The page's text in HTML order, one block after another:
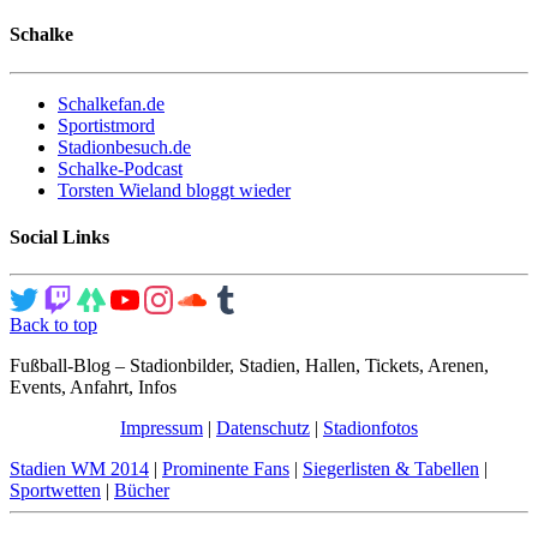
Schalke
Schalkefan.de
Sportistmord
Stadionbesuch.de
Schalke-Podcast
Torsten Wieland bloggt wieder
Social Links
Back to top
Fußball-Blog – Stadionbilder, Stadien, Hallen, Tickets, Arenen,
Events, Anfahrt, Infos
Impressum | Datenschutz | Stadionfotos
Stadien WM 2014 | Prominente Fans | Siegerlisten & Tabellen |
Sportwetten | Bücher